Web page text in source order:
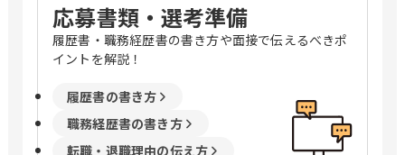
応募書類・選考準備
履歴書・職務経歴書の書き方や面接で伝えるべきポ
イントを解説！
履歴書の書き方
職務経歴書の書き方
転職・退職理由の伝え方